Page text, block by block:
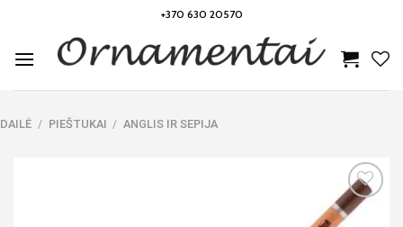
content
+370 630 20570
DAILĖ / PIEŠTUKAI / ANGLIS IR SEPIJA